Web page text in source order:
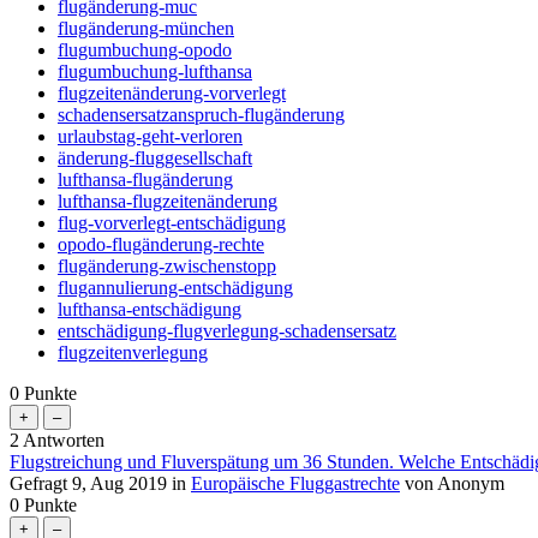
flugänderung-muc
flugänderung-münchen
flugumbuchung-opodo
flugumbuchung-lufthansa
flugzeitenänderung-vorverlegt
schadensersatzanspruch-flugänderung
urlaubstag-geht-verloren
änderung-fluggesellschaft
lufthansa-flugänderung
lufthansa-flugzeitenänderung
flug-vorverlegt-entschädigung
opodo-flugänderung-rechte
flugänderung-zwischenstopp
flugannulierung-entschädigung
lufthansa-entschädigung
entschädigung-flugverlegung-schadensersatz
flugzeitenverlegung
0 Punkte
2 Antworten
Flugstreichung und Fluverspätung um 36 Stunden. Welche
Gefragt 9, Aug 2019 in Europäische Fluggastrechte von Anonym
0 Punkte